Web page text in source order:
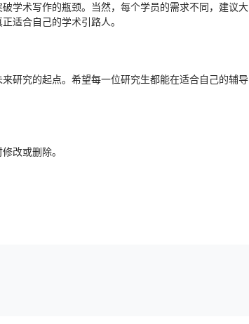
学术写作的瓶颈。当然，每个学员的需求不同，建议大
适合自己的学术引路人。
研究的起点。希望每一位研究生都能在适合自己的辅导
改或删除。